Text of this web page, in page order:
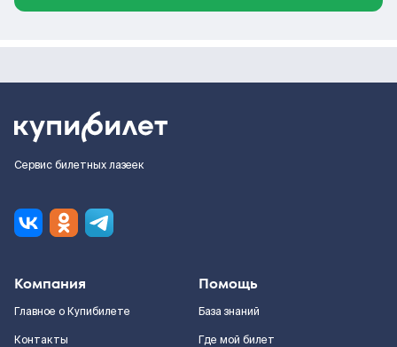
Сервис билетных лазеек
Компания
Главное о Купибилете
Контакты
Помощь
База знаний
Где мой билет